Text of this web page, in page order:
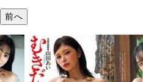
前へ